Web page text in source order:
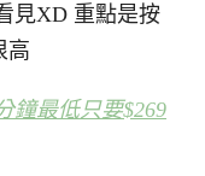
見XD 重點是按
高
鐘最低只要$269